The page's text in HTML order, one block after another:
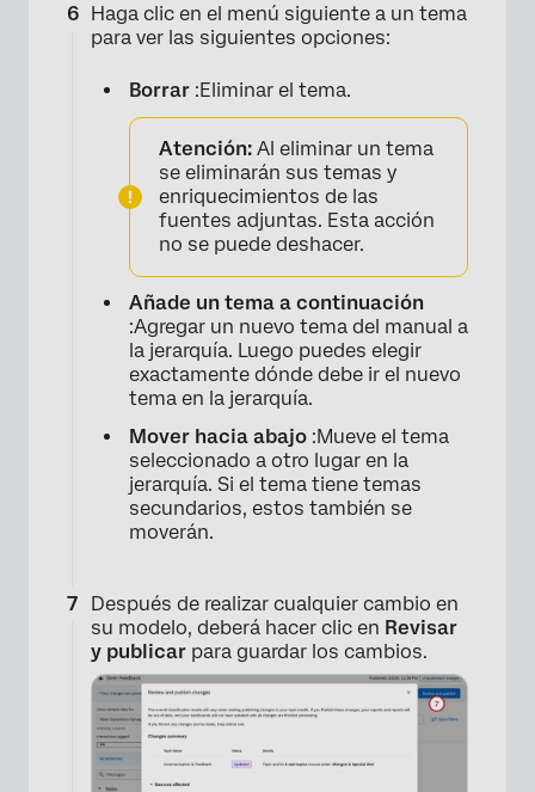
×
Haga clic en el menú siguiente a un tema
para ver las siguientes opciones:
Borrar :Eliminar el tema.
Atención: Al eliminar un tema
se eliminarán sus temas y
enriquecimientos de las
fuentes adjuntas. Esta acción
no se puede deshacer.
Añade un tema a continuación
:Agregar un nuevo tema del manual a
la jerarquía. Luego puedes elegir
exactamente dónde debe ir el nuevo
tema en la jerarquía.
Mover hacia abajo :Mueve el tema
seleccionado a otro lugar en la
jerarquía. Si el tema tiene temas
secundarios, estos también se
moverán.
Después de realizar cualquier cambio en
su modelo, deberá hacer clic en Revisar
y publicar para guardar los cambios.